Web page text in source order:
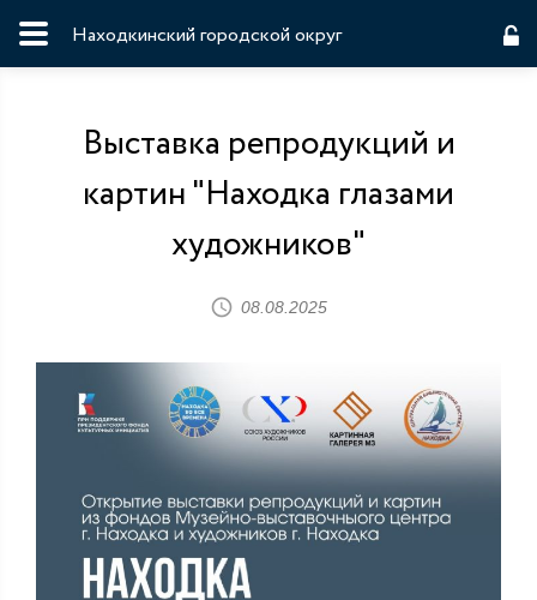
Находкинский городской округ
Выставка репродукций и
картин "Находка глазами
художников"
08.08.2025